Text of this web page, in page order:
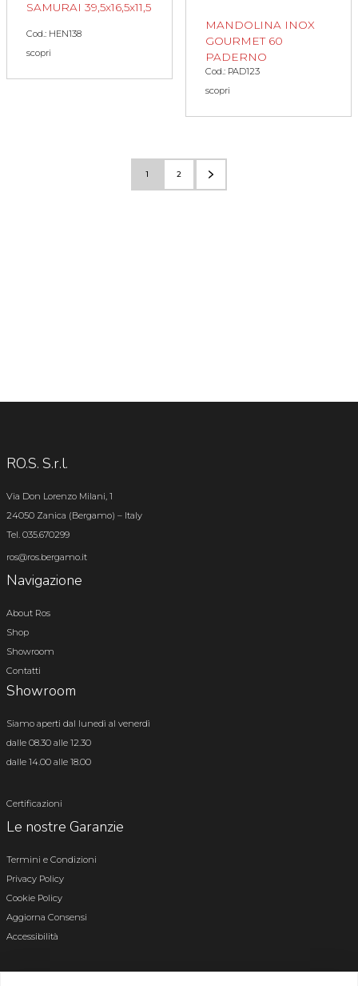
SAMURAI 39,5x16,5x11,5
Cod.: HEN138
scopri
MANDOLINA INOX
GOURMET 60
PADERNO
Cod.: PAD123
scopri
1 2
RO.S. S.r.l.
Via Don Lorenzo Milani, 1
24050 Zanica (Bergamo) – Italy
Tel. 035.670299
ros@ros.bergamo.it
Navigazione
About Ros
Shop
Showroom
Contatti
Showroom
Siamo aperti dal lunedì al venerdì
dalle 08.30 alle 12.30
dalle 14.00 alle 18.00
Certificazioni
Le nostre Garanzie
Termini e Condizioni
Privacy Policy
Cookie Policy
Aggiorna Consensi
Accessibilità